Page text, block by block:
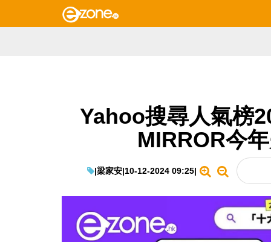
Yahoo搜尋人氣榜
MIRROR今
|梁家安|10-12-2024 09:25|